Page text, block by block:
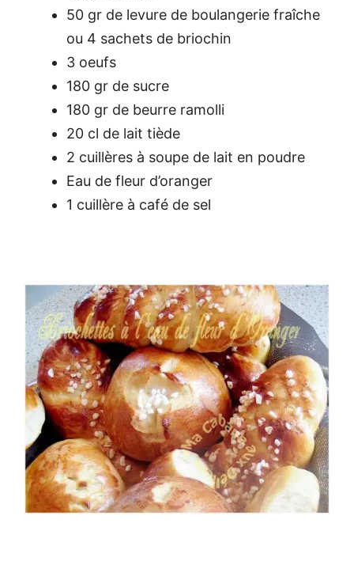
50 gr de levure de boulangerie fraîche
ou 4 sachets de briochin
3 oeufs
180 gr de sucre
180 gr de beurre ramolli
20 cl de lait tiède
2 cuillères à soupe de lait en poudre
Eau de fleur d’oranger
1 cuillère à café de sel